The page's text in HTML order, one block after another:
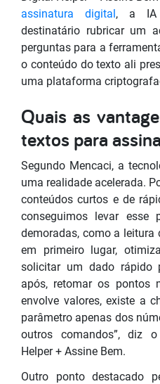
assinatura digital, a IA
destinatário rubricar um
perguntas para a
o conteúdo do texto ali
uma plataforma
Quais as
textos para
Segundo Mencaci, a
uma realidade acelerada.
conteúdos curtos e de
conseguimos levar esse
demoradas, como a leitura
em primeiro lugar,
solicitar um dado rápido
após, retomar os pontos
envolve valores, existe a
parâmetro apenas dos
outros comandos”, diz
Helper + Assine Bem.
Outro ponto destacado